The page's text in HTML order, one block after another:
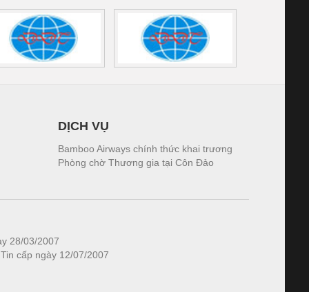
DỊCH VỤ
Bamboo Airways chính thức khai trương
Phòng chờ Thương gia tại Côn Đảo
28/03/2007
cấp ngày 12/07/2007